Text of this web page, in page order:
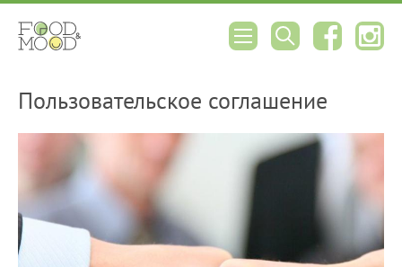
Пользовательское соглашение